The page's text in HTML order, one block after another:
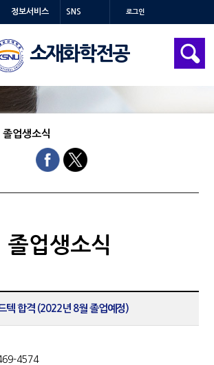
정보서비스 SNS 로그인
소재화학전공
졸업생소식
졸업생소식
텍 합격 (2022년 8월 졸업예정)
4574